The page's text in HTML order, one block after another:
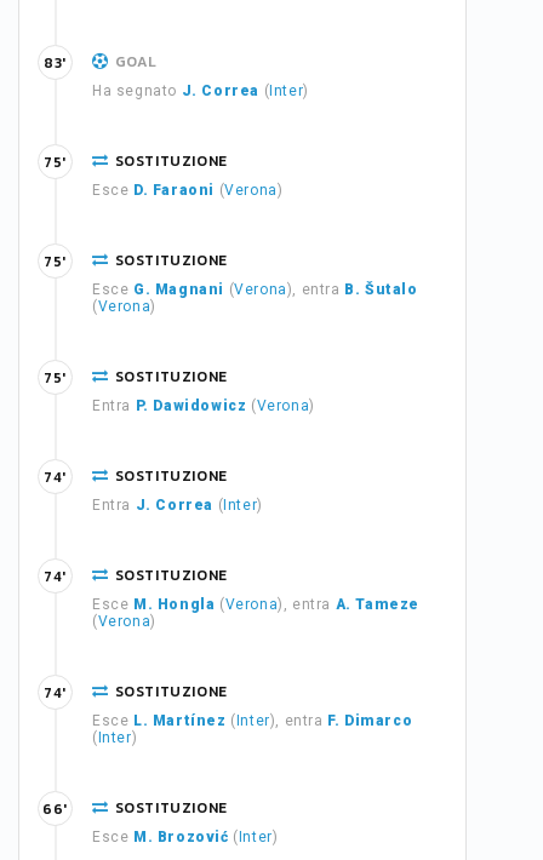
GOAL
Ha segnato J. Correa ( Inter)
83'
SOSTITUZIONE
Esce D. Faraoni (Verona)
75'
SOSTITUZIONE
Esce G. Magnani (Verona), entra B. Šutalo
(Verona)
75'
SOSTITUZIONE
Entra P. Dawidowicz (Verona)
75'
SOSTITUZIONE
Entra J. Correa ( Inter)
74'
SOSTITUZIONE
Esce M. Hongla (Verona), entra A. Tameze
(Verona)
74'
SOSTITUZIONE
Esce L. Martínez ( Inter), entra F. Dimarco
( Inter)
74'
SOSTITUZIONE
Esce M. Brozović ( Inter)
66'